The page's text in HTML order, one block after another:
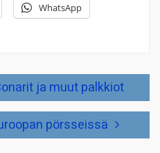
WhatsApp
ja muut palkkiot
pörsseissä